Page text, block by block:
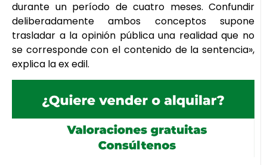
durante un período de cuatro meses. Confundir
deliberadamente ambos conceptos supone
trasladar a la opinión pública una realidad que no
se corresponde con el contenido de la sentencia»,
explica la ex edil.